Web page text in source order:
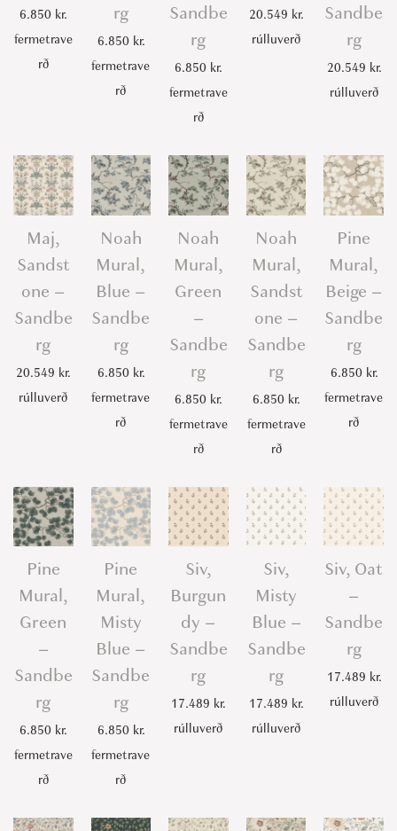
6.850 kr.
fermetrave
rð
rg
6.850 kr.
fermetrave
rð
Sandbe
rg
6.850 kr.
fermetrave
rð
20.549 kr.
rúlluverð
Sandbe
rg
20.549 kr.
rúlluverð
Maj,
Sandst
one –
Sandbe
rg
20.549 kr.
rúlluverð
Noah
Mural,
Blue –
Sandbe
rg
6.850 kr.
fermetrave
rð
Noah
Mural,
Green
–
Sandbe
rg
6.850 kr.
fermetrave
rð
Noah
Mural,
Sandst
one –
Sandbe
rg
6.850 kr.
fermetrave
rð
Pine
Mural,
Beige –
Sandbe
rg
6.850 kr.
fermetrave
rð
Pine
Mural,
Green
–
Sandbe
rg
6.850 kr.
fermetrave
rð
Pine
Mural,
Misty
Blue –
Sandbe
rg
6.850 kr.
fermetrave
rð
Siv,
Burgun
dy –
Sandbe
rg
17.489 kr.
rúlluverð
Siv,
Misty
Blue –
Sandbe
rg
17.489 kr.
rúlluverð
Siv, Oat
–
Sandbe
rg
17.489 kr.
rúlluverð